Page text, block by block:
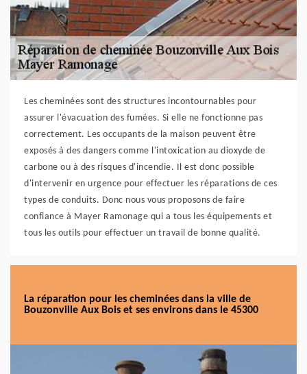
Les cheminées sont des structures incontournables pour
assurer l'évacuation des fumées. Si elle ne fonctionne pas
correctement. Les occupants de la maison peuvent être
exposés à des dangers comme l'intoxication au dioxyde de
carbone ou à des risques d'incendie. Il est donc possible
d'intervenir en urgence pour effectuer les réparations de ces
types de conduits. Donc nous vous proposons de faire
confiance à Mayer Ramonage qui a tous les équipements et
tous les outils pour effectuer un travail de bonne qualité.
La réparation pour les cheminées dans la ville de
Bouzonville Aux Bois et ses environs dans le 45300